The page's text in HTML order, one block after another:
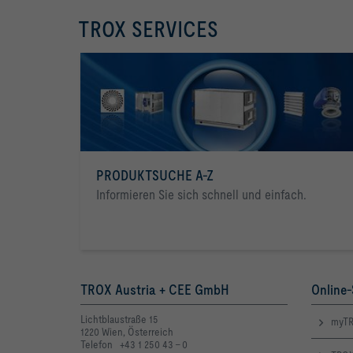
TROX SERVICES
PRODUKTSUCHE A-Z
Informieren Sie sich schnell und einfach.
TROX Austria + CEE GmbH
Lichtblaustraße 15
1220 Wien, Österreich
Telefon +43 1 250 43 - 0